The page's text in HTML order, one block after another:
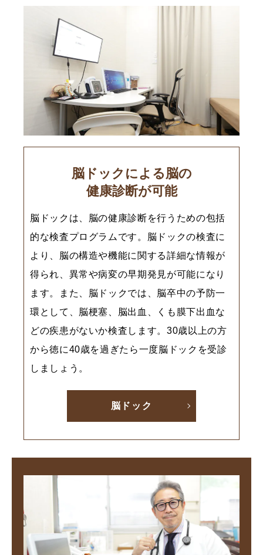
脳ドックによる脳の
健康診断が可能
脳ドックは、脳の健康診断を行うための包括
的な検査プログラムです。脳ドックの検査に
より、脳の構造や機能に関する詳細な情報が
得られ、異常や病変の早期発見が可能になり
ます。また、脳ドックでは、脳卒中の予防一
環として、脳梗塞、脳出血、くも膜下出血な
どの疾患がないか検査します。30歳以上の方
から徳に40歳を過ぎたら一度脳ドックを受診
しましょう。
脳ドック